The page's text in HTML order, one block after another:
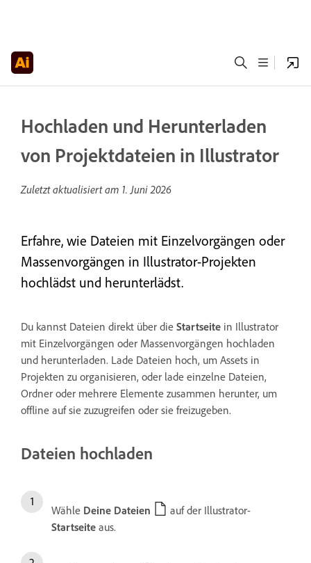
Hochladen und Herunterladen
von Projektdateien in Illustrator
Zuletzt aktualisiert am 1. Juni 2026
Erfahre, wie Dateien mit Einzelvorgängen oder
Massenvorgängen in Illustrator-Projekten
hochlädst und herunterlädst.
Du kannst Dateien direkt über die Startseite in Illustrator
mit Einzelvorgängen oder Massenvorgängen hochladen
und herunterladen. Lade Dateien hoch, um Assets in
Projekten zu organisieren, oder lade einzelne Dateien,
Ordner oder mehrere Elemente zusammen herunter, um
offline auf sie zuzugreifen oder sie freizugeben.
Dateien hochladen
Wähle Deine Dateien
auf der Illustrator-
Startseite aus.